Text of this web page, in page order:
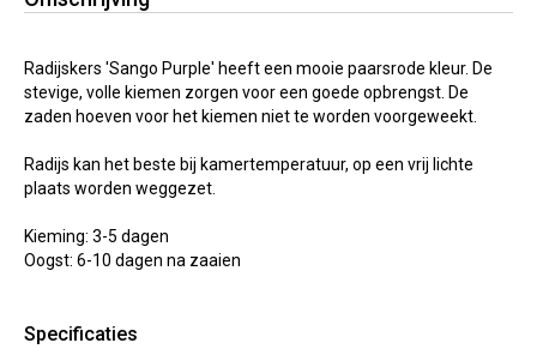
Radijskers 'Sango Purple' heeft een mooie paarsrode kleur. De
stevige, volle kiemen zorgen voor een goede opbrengst. De
zaden hoeven voor het kiemen niet te worden voorgeweekt.
Radijs kan het beste bij kamertemperatuur, op een vrij lichte
plaats worden weggezet.
Kieming: 3-5 dagen
Oogst: 6-10 dagen na zaaien
Specificaties